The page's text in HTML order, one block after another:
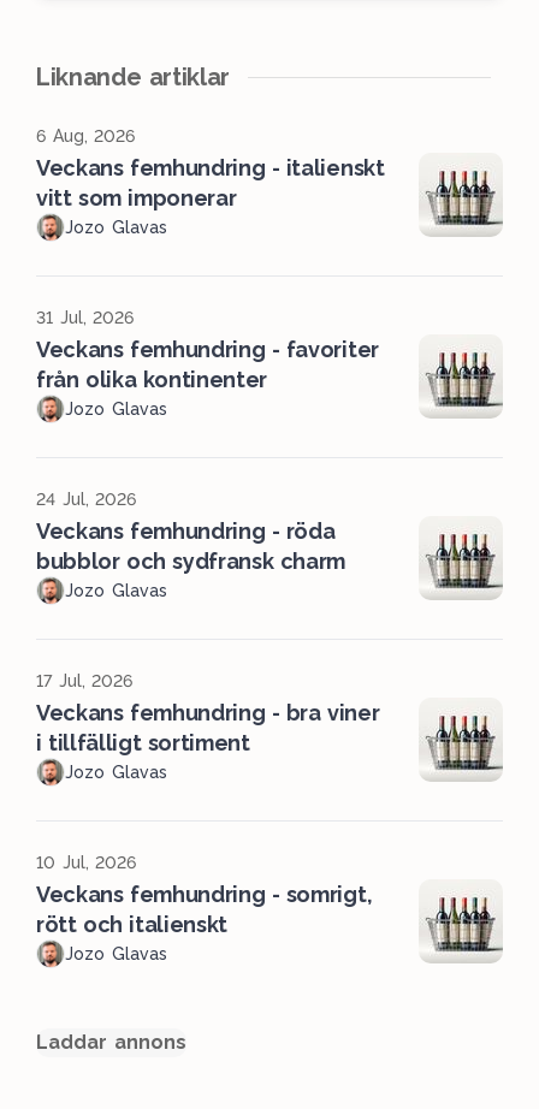
Liknande artiklar
6 Aug, 2026
Veckans femhundring - italienskt
vitt som imponerar
Jozo Glavas
31 Jul, 2026
Veckans femhundring - favoriter
från olika kontinenter
Jozo Glavas
24 Jul, 2026
Veckans femhundring - röda
bubblor och sydfransk charm
Jozo Glavas
17 Jul, 2026
Veckans femhundring - bra viner
i tillfälligt sortiment
Jozo Glavas
10 Jul, 2026
Veckans femhundring - somrigt,
rött och italienskt
Jozo Glavas
Laddar annons